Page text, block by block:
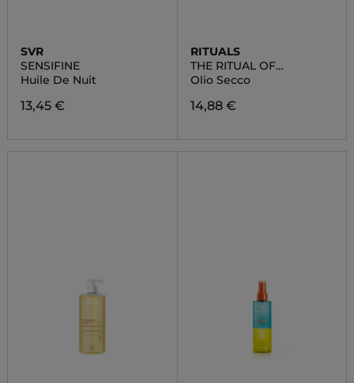
SVR
SENSIFINE
Huile De Nuit
13,45 €
RITUALS
THE RITUAL OF
AYURVEDA
Olio Secco
14,88 €